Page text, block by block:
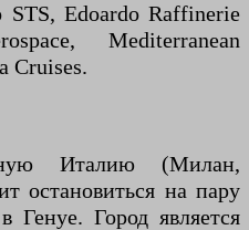
STS, Edoardo Raffinerie
Mediterranean
Cruises.
Италию (Милан,
остановиться на пару
Город является